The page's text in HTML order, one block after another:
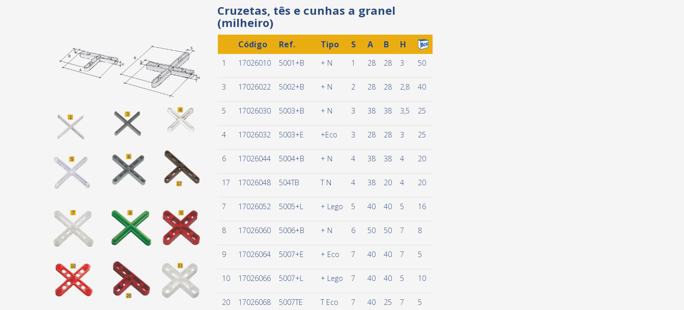
Cruzetas, tês e cunhas a granel
(milheiro)
Código Ref. Tipo S A B H
1 17026010 5001+B + N 1 28 28 3 50
3 17026022 5002+B + N 2 28 28 2,8 40
5 17026030 5003+B + N 3 38 38 3,5 25
4 17026032 5003+E +Eco 3 28 28 3 25
6 17026044 5004+B + N 4 38 38 4 20
17 17026048 504TB T N 4 38 20 4 20
7 17026052 5005+L + Lego 5 40 40 5 16
8 17026060 5006+B + N 6 50 50 7 8
9 17026064 5007+E + Eco 7 40 40 7 5
10 17026066 5007+L + Lego 7 40 40 5 10
20 17026068 5007TE T Eco 7 40 25 7 5